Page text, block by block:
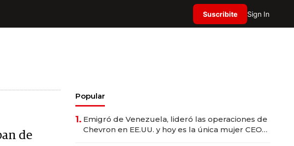
Suscribite Sign In
de
Popular
1. Emigró de Venezuela, lideró las operaciones de
Chevron en EE.UU. y hoy es la única mujer CEO